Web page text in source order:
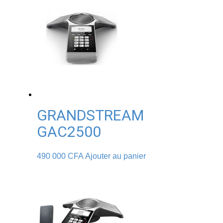
GRANDSTREAM
GAC2500
490 000CFA Ajouter au panier